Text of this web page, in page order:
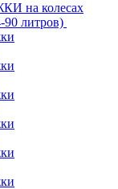
на колесах
90 литров)